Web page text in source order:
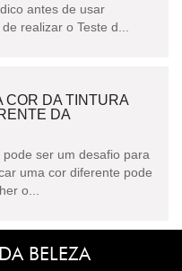
antes de usar
realizar o Teste d...
COR DA TINTURA
DA
ser um desafio para
uma cor diferente pode
o...
BELEZA